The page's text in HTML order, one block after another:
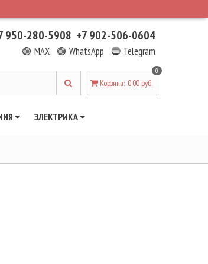
950-280-5908 +7 902-506-0604
🟢 MAX 🟢 WhatsApp 🔵 Telegram
Корзина:
0
0.00 руб.
ЭЛЕКТРИКА